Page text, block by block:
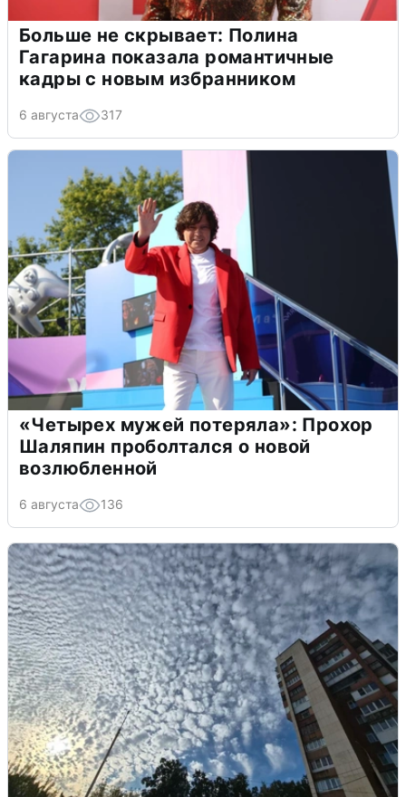
Больше не скрывает: Полина
Гагарина показала романтичные
кадры с новым избранником
6 августа 317
«Четырех мужей потеряла»: Прохор
Шаляпин проболтался о новой
возлюбленной
6 августа 136